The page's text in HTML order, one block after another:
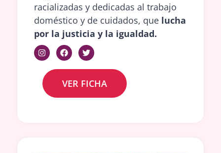
racializadas y dedicadas al trabajo
doméstico y de cuidados, que lucha
por la justicia y la igualdad.
VER FICHA